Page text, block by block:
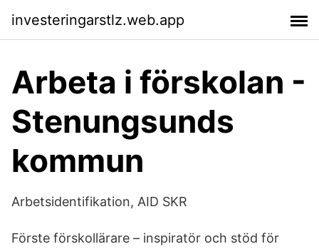
investeringarstlz.web.app
Arbeta i förskolan -
Stenungsunds
kommun
Arbetsidentifikation, AID SKR
Förste förskollärare – inspiratör och stöd för